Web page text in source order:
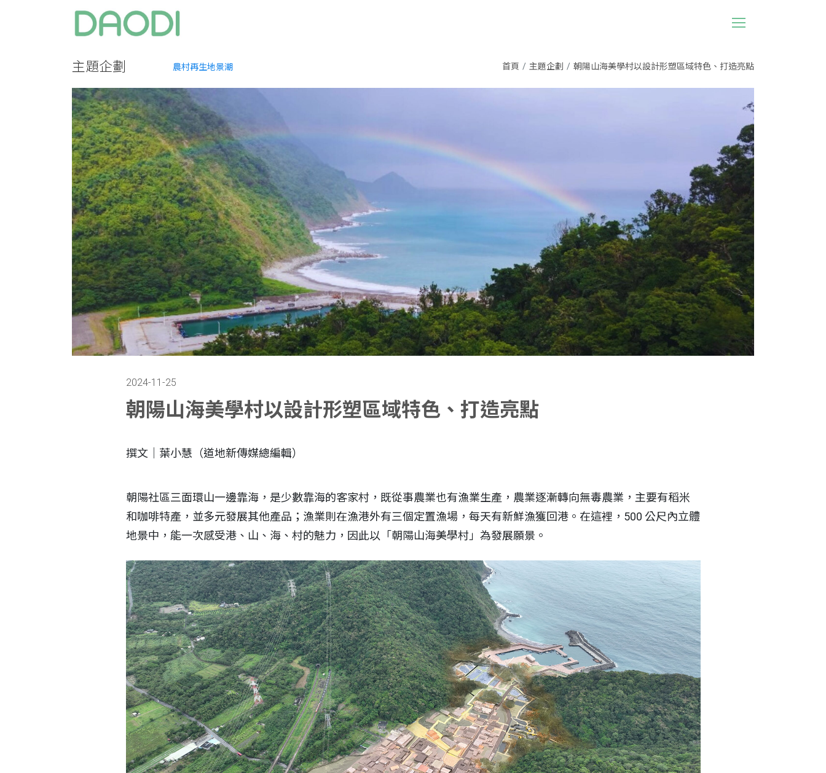
主題企劃 農村再生地景潮 首頁 主題企劃 朝陽山海美學村以設計形塑區域特色、打造亮點
2024-11-25
朝陽山海美學村以設計形塑區域特色、打造亮點
撰文｜葉小慧（道地新傳媒總編輯）
朝陽社區三面環山一邊靠海，是少數靠海的客家村，既從事農業也有漁業生產，農業逐漸轉向無毒農業，主要有稻米
和咖啡特產，並多元發展其他產品；漁業則在漁港外有三個定置漁場，每天有新鮮漁獲回港。在這裡，500 公尺內立體
地景中，能一次感受港、山、海、村的魅力，因此以「朝陽山海美學村」為發展願景。